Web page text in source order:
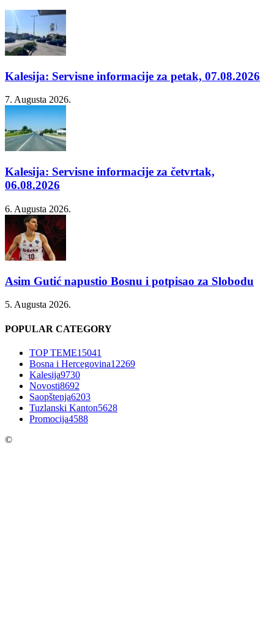
Kalesija: Servisne informacije za petak, 07.08.2026
7. Augusta 2026.
Kalesija: Servisne informacije za četvrtak,
06.08.2026
6. Augusta 2026.
Asim Gutić napustio Bosnu i potpisao za Slobodu
5. Augusta 2026.
POPULAR CATEGORY
TOP TEME15041
Bosna i Hercegovina12269
Kalesija9730
Novosti8692
Saopštenja6203
Tuzlanski Kanton5628
Promocija4588
©